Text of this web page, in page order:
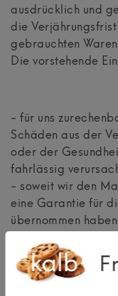
ausdrücklich und
die
gebrauchten
Die vorstehende
- für uns
Schäden aus der
oder der
fahrlässig
- soweit wir den
eine Garantie für
übernommen
(3)Als Verbraucher
Lieferung